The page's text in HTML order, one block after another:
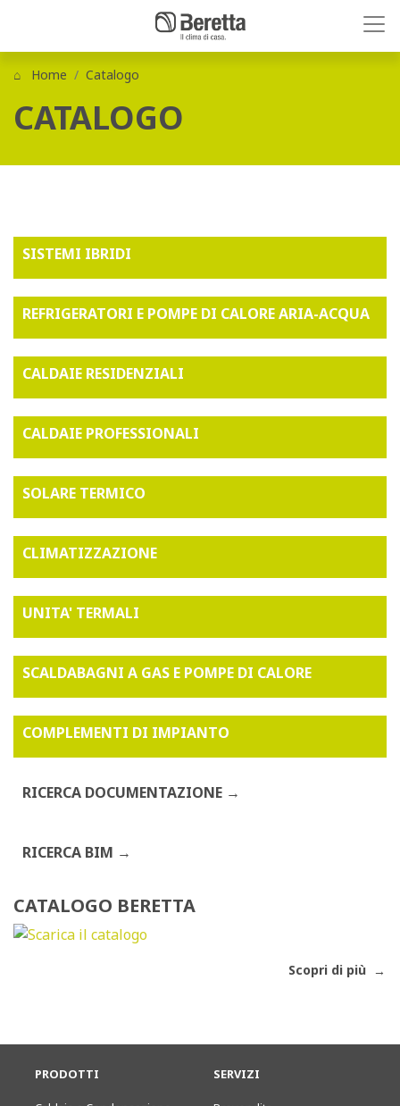
Home Catalogo
CATALOGO
SISTEMI IBRIDI
REFRIGERATORI E POMPE DI CALORE ARIA-ACQUA
CALDAIE RESIDENZIALI
CALDAIE PROFESSIONALI
SOLARE TERMICO
CLIMATIZZAZIONE
UNITA' TERMALI
SCALDABAGNI A GAS E POMPE DI CALORE
COMPLEMENTI DI IMPIANTO
RICERCA DOCUMENTAZIONE
RICERCA BIM
CATALOGO BERETTA
Scopri di più
PRODOTTI SERVIZI